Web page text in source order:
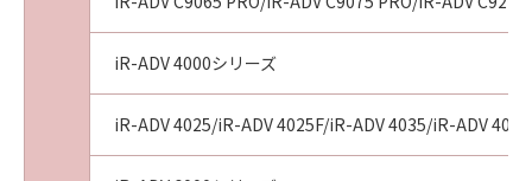
ANY OTHER COMMUNICATIONS BETWEEN
YOU AND CANON RELATING TO THE
SUBJECT MATTER HEREOF. NO AMENDMENT
TO THIS AGREEMENT SHALL BE EFFECTIVE
UNLESS SIGNED BY A DULY AUTHORISED
REPRESENTATIVE OF CANON.
iR-ADV 4000シリーズ
iR-ADV 4025/iR-ADV 4025F/iR-ADV 4035/iR-ADV